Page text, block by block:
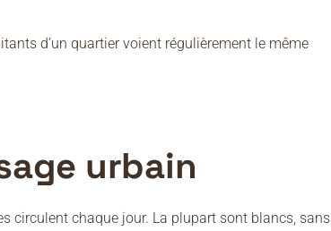
d’un quartier voient régulièrement le même
urbain
circulent chaque jour. La plupart sont blancs, sans